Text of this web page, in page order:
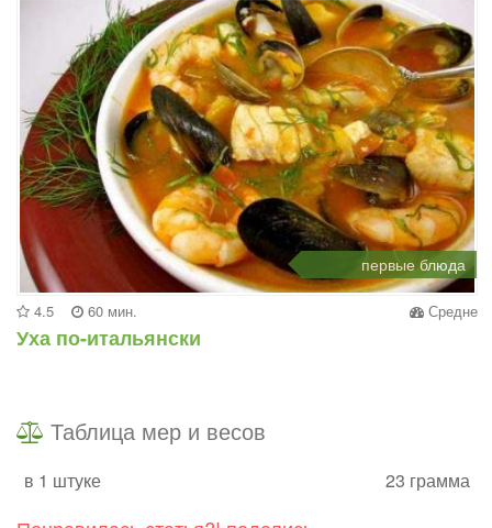
первые блюда
4.5 60 мин. Средне
Уха по-итальянски
Таблица мер и весов
в 1 штуке 23 грамма